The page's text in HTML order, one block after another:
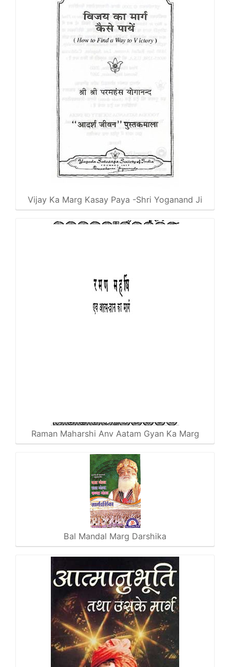
Vijay Ka Marg Kasay Paya -Shri Yoganand Ji
Raman Maharshi Anv Aatam Gyan Ka Marg
Bal Mandal Marg Darshika